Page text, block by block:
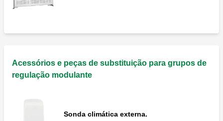
Acessórios e peças de substituição para grupos de
regulação modulante
Sonda climática externa.